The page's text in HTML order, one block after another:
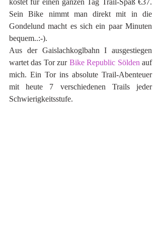
kostet für einen ganzen Tag Trail-Spaß €37.
Sein Bike nimmt man direkt mit in die
Gondelund macht es sich ein paar Minuten
bequem..:-).
Aus der Gaislachkoglbahn I ausgestiegen
wartet das Tor zur Bike Republic Sölden auf
mich. Ein Tor ins absolute Trail-Abenteuer
mit heute 7 verschiedenen Trails jeder
Schwierigkeitsstufe.